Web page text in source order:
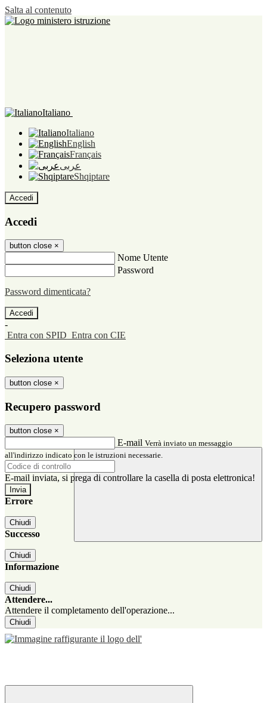
Salta al contenuto
Italiano
Italiano
English
Français
عربى
Shqiptare
Accedi
Accedi
button close ×
Nome Utente
Password
Password dimenticata?
-
Entra con SPID Entra con CIE
Seleziona utente
button close ×
Recupero password
button close ×
E-mail Verrà inviato un messaggio
all'indirizzo indicato con le istruzioni necessarie.
E-mail inviata, si prega di controllare la casella di posta elettronica!
Errore
Chiudi
Successo
Chiudi
Informazione
Chiudi
Attendere...
Attendere il completamento dell'operazione...
Chiudi